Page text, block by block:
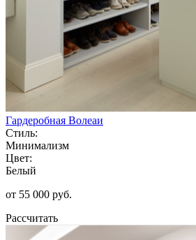
Гардеробная Волеаи
Стиль:
Минимализм
Цвет:
Белый
от 55 000 руб.
Рассчитать